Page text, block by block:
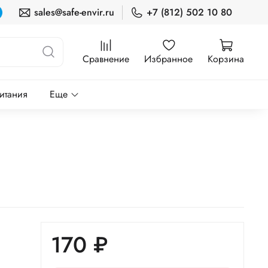
sales@safe-envir.ru +7 (812) 502 10 80
Сравнение Избранное Корзина
Еще
170 ₽